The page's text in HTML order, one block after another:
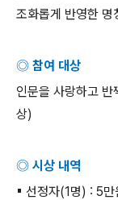
조화롭게 반영한 명
◎ 참여 대상
인문을 사랑하고
상)
◎ 시상 내역
▪ 선정자(1명) : 5만